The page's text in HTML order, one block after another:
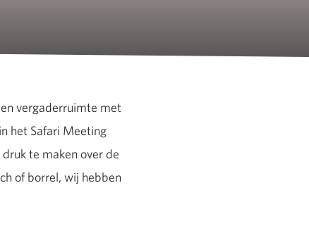
vergaderruimte met
het Safari Meeting
te maken over de
of borrel, wij hebben